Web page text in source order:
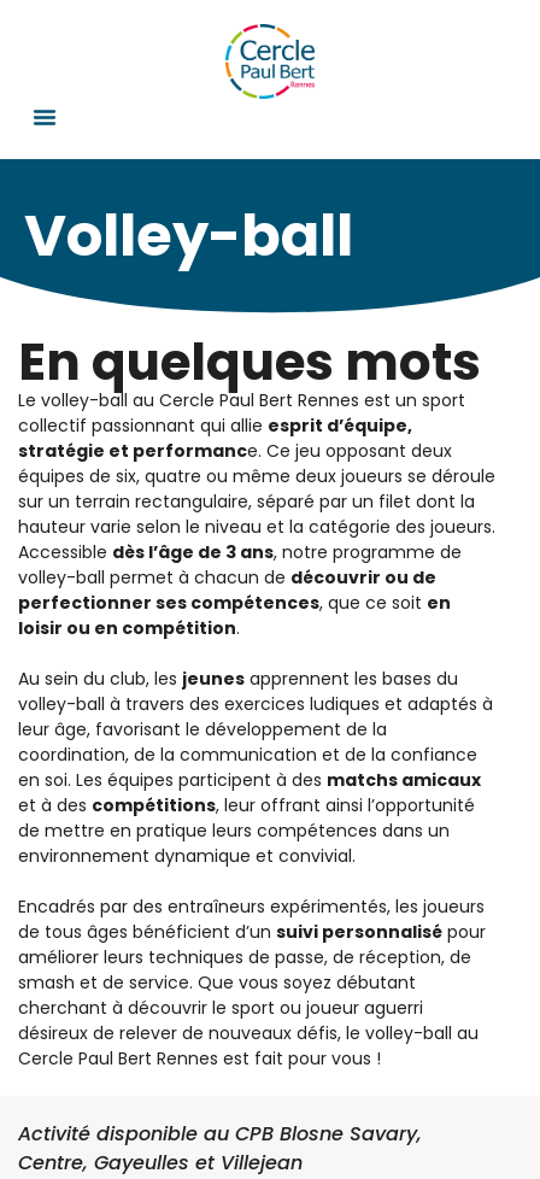
Volley-ball
En quelques mots
Le volley-ball au Cercle Paul Bert Rennes est un sport
collectif passionnant qui allie esprit d’équipe,
stratégie et performance. Ce jeu opposant deux
équipes de six, quatre ou même deux joueurs se déroule
sur un terrain rectangulaire, séparé par un filet dont la
hauteur varie selon le niveau et la catégorie des joueurs.
Accessible dès l’âge de 3 ans, notre programme de
volley-ball permet à chacun de découvrir ou de
perfectionner ses compétences, que ce soit en
loisir ou en compétition.
Au sein du club, les jeunes apprennent les bases du
volley-ball à travers des exercices ludiques et adaptés à
leur âge, favorisant le développement de la
coordination, de la communication et de la confiance
en soi. Les équipes participent à des matchs amicaux
et à des compétitions, leur offrant ainsi l’opportunité
de mettre en pratique leurs compétences dans un
environnement dynamique et convivial.
Encadrés par des entraîneurs expérimentés, les joueurs
de tous âges bénéficient d’un suivi personnalisé pour
améliorer leurs techniques de passe, de réception, de
smash et de service. Que vous soyez débutant
cherchant à découvrir le sport ou joueur aguerri
désireux de relever de nouveaux défis, le volley-ball au
Cercle Paul Bert Rennes est fait pour vous !
Activité disponible au CPB Blosne Savary,
Centre, Gayeulles et Villejean